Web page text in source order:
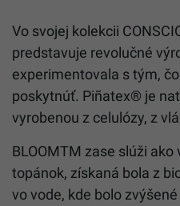
Vo svojej kolekcii
predstavuje revolučné
experimentovala s tým,
poskytnúť. Piñatex® je
vyrobenou z celulózy, z
BLOOMTM zase slúži ako
topánok, získaná bola z
vo vode, kde bolo